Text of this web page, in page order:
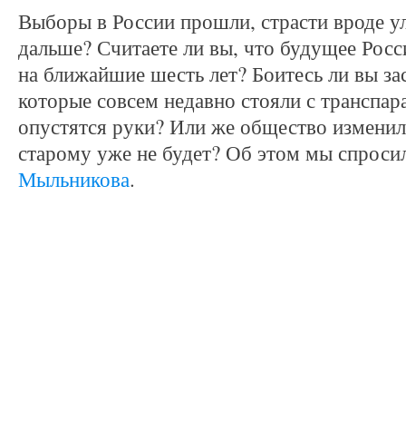
Выборы в России прошли, страсти вроде
дальше? Считаете ли вы, что будущее
на ближайшие шесть лет? Боитесь ли вы
которые совсем недавно стояли с
опустятся руки? Или же общество
старому уже не будет? Об этом мы
Мыльникова.